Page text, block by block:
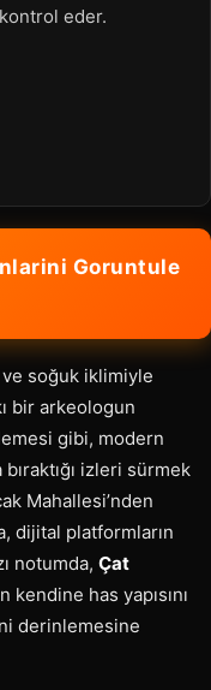
eder.
Goruntule
ve soğuk iklimiyle
bir arkeologun
gibi, modern
izleri sürmek
Mahallesi’nden
dijital platformların
notumda, Çat
has yapısını
derinlemesine